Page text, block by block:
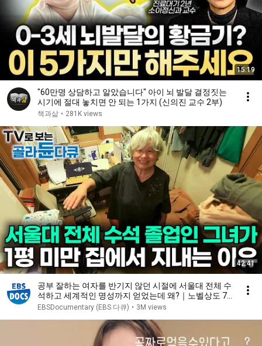
15:19
"60만명 상담하고 알았습니다" 아이 뇌 발달 결정짓는
시기에 절대 놓치면 안 되는 1가지 (신의진 교수 2부)
책과삶 • 281K views
42:41
공부 잘하는 여자를 반기지 않던 시절에 서울대 전체 수
석하고 세계적인 명성까지 얻었는데 왜?｜노벨상도 7
성급 호텔도 부럽지 않은 어느 학자의 품격｜여백서원
EBSDocumentary (EBS 다큐) • 3M views